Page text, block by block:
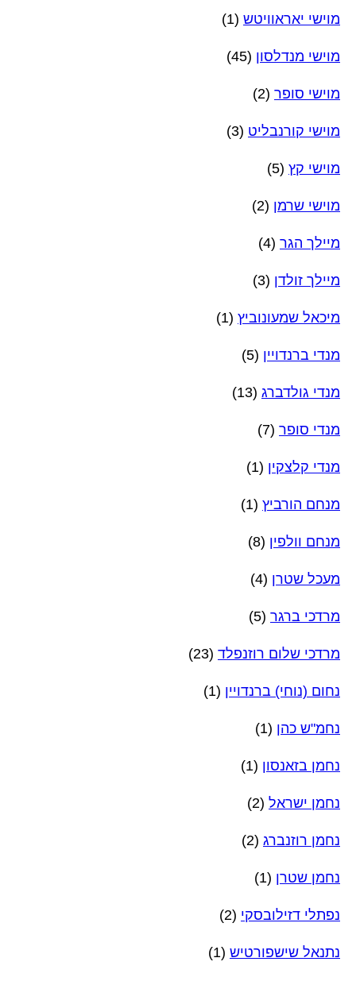
מוישי יאראוויטש (1)
מוישי מנדלסון (45)
מוישי סופר (2)
מוישי קורנבליט (3)
מוישי קץ (5)
מוישי שרמן (2)
מיילך הגר (4)
מיילך זולדן (3)
מיכאל שמעונוביץ (1)
מנדי ברנדויין (5)
מנדי גולדברג (13)
מנדי סופר (7)
מנדי קלצקין (1)
מנחם הורביץ (1)
מנחם וולפין (8)
מעכל שטרן (4)
מרדכי ברגר (5)
מרדכי שלום רוזנפלד (23)
נחום (נוחי) ברנדויין (1)
נחמ"ש כהן (1)
נחמן בזאנסון (1)
נחמן ישראל (2)
נחמן רוזנברג (2)
נחמן שטרן (1)
נפתלי דזילובסקי (2)
נתנאל שישפורטיש (1)